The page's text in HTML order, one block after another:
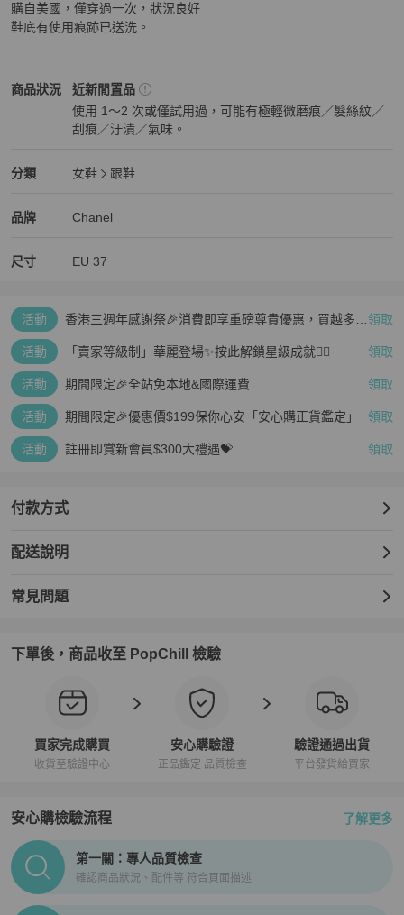
購自美國，僅穿過一次，狀況良好
鞋底有使用痕跡已送洗。
商品狀況
Chanel女鞋商品狀態與細節
近新閒置品
使用 1～2 次或僅試用過，可能有極輕微磨痕／髮絲紋／
刮痕／汙漬／氣味。
分類
Chanel 女鞋分類資訊
女鞋
跟鞋
品牌
Chanel 精品女鞋品牌介紹
Chanel
Chanel 推薦清單
尺寸 EU 37
活動
香港三週年感謝祭🎉消費即享重磅尊貴優惠，買越多、 領取
活動 「賣家等級制」華麗登場✨按此解鎖星級成就👆🏻 領取
活動 期間限定🎉全站免本地&國際運費 領取
活動 期間限定🎉優惠價$199保你心安「安心購正貨鑑定」 領取
活動 註冊即賞新會員$300大禮遇💝 領取
付款方式
配送說明
常見問題
下單後，商品收至 PopChill 檢驗
買家完成購買
收貨至驗證中心
安心購驗證
正品鑑定 品質檢查
驗證通過出貨
平台發貨給買家
安心購檢驗流程 了解更多
PopChill拍拍圈正品驗證、安心購檢驗流程介紹
第一關：專人品質檢查
確認商品狀況、配件等 符合頁面描述